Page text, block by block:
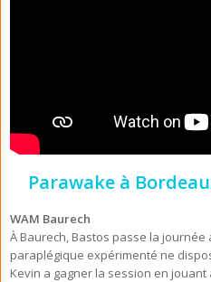
Parawake à
WAM Baurech
À Baurech, Bastos passe la
paraplégique expérimenté ne
Kevin a gagner la session en jouant